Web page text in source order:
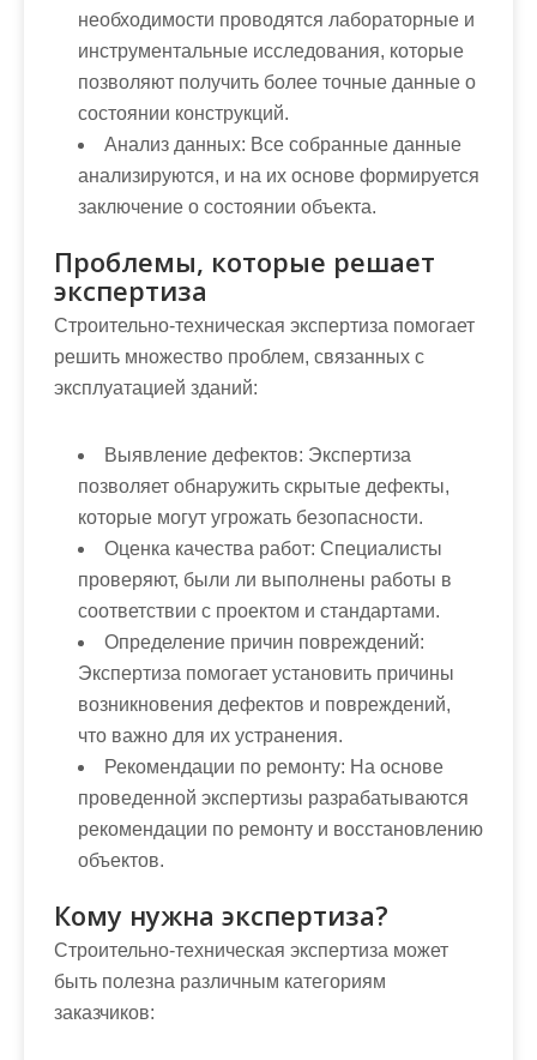
необходимости проводятся лабораторные и
инструментальные исследования, которые
позволяют получить более точные данные о
состоянии конструкций.
Анализ данных: Все собранные данные
анализируются, и на их основе формируется
заключение о состоянии объекта.
Проблемы, которые решает
экспертиза
Строительно-техническая экспертиза помогает
решить множество проблем, связанных с
эксплуатацией зданий:
Выявление дефектов: Экспертиза
позволяет обнаружить скрытые дефекты,
которые могут угрожать безопасности.
Оценка качества работ: Специалисты
проверяют, были ли выполнены работы в
соответствии с проектом и стандартами.
Определение причин повреждений:
Экспертиза помогает установить причины
возникновения дефектов и повреждений,
что важно для их устранения.
Рекомендации по ремонту: На основе
проведенной экспертизы разрабатываются
рекомендации по ремонту и восстановлению
объектов.
Кому нужна экспертиза?
Строительно-техническая экспертиза может
быть полезна различным категориям
заказчиков: